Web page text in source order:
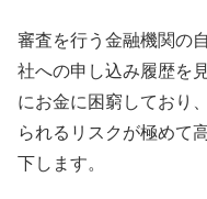
審査を行う金融機関の
社への申し込み履歴を
にお金に困窮しており
られるリスクが極めて
下します。